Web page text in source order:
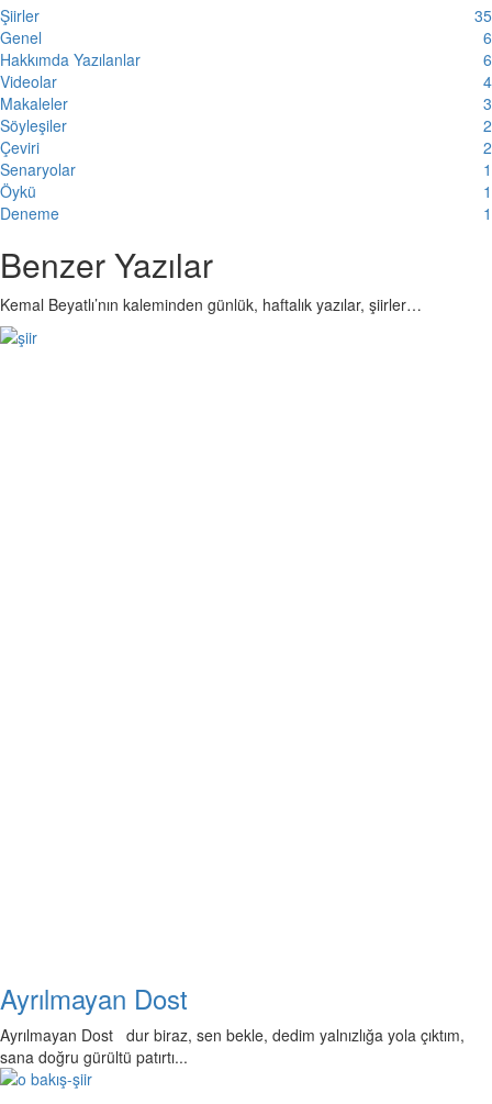
Şiirler
35
Genel
6
Hakkımda Yazılanlar
6
Videolar
4
Makaleler
3
Söyleşiler
2
Çeviri
2
Senaryolar
1
Öykü
1
Deneme
1
Benzer Yazılar
Kemal Beyatlı’nın kaleminden günlük, haftalık yazılar, şiirler…
Ayrılmayan Dost
Ayrılmayan Dost dur biraz, sen bekle, dedim yalnızlığa yola çıktım,
sana doğru gürültü patırtı...